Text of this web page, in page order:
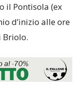
il Pontisola (ex
d’inizio alle ore
Briolo.